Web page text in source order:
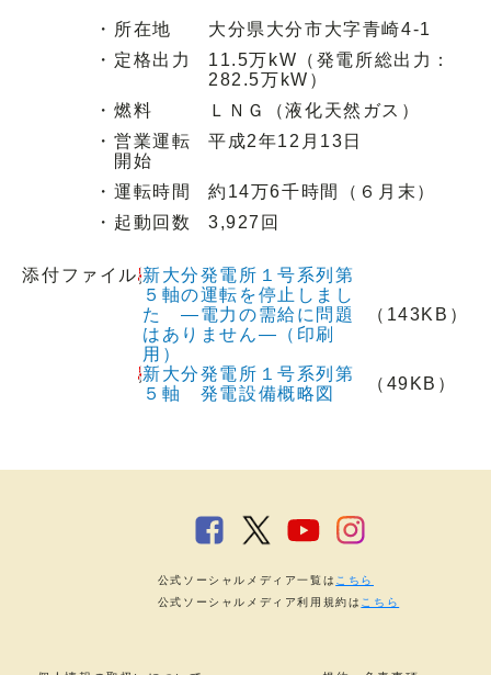
・ 所在地
大分県大分市大字青崎4-1
・ 定格出力
11.5万kW（発電所総出力：
282.5万kW）
・ 燃料
ＬＮＧ（液化天然ガス）
・ 営業運転
開始
平成2年12月13日
・ 運転時間
約14万6千時間（６月末）
・ 起動回数 3,927回
添付ファイル 新大分発電所１号系列第
５軸の運転を停止しまし
た ―電力の需給に問題
はありません―（印刷
用）
（143KB）
新大分発電所１号系列第
５軸 発電設備概略図
（49KB）
公式ソーシャルメディア一覧は こちら
公式ソーシャルメディア利用規約は こちら